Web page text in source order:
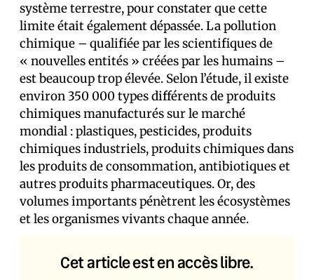
système terrestre, pour constater que cette
limite était également dépassée. La pollution
chimique – qualifiée par les scientifiques de
« nouvelles entités » créées par les humains –
est beaucoup trop élevée. Selon l’étude, il existe
environ 350 000 types différents de produits
chimiques manufacturés sur le marché
mondial : plastiques, pesticides, produits
chimiques industriels, produits chimiques dans
les produits de consommation, antibiotiques et
autres produits pharmaceutiques. Or, des
volumes importants pénètrent les écosystèmes
et les organismes vivants chaque année.
Cet article est en accès libre.